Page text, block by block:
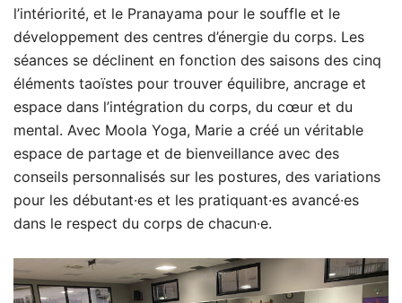
l’intériorité, et le Pranayama pour le souffle et le
développement des centres d’énergie du corps. Les
séances se déclinent en fonction des saisons des cinq
éléments taoïstes pour trouver équilibre, ancrage et
espace dans l’intégration du corps, du cœur et du
mental. Avec Moola Yoga, Marie a créé un véritable
espace de partage et de bienveillance avec des
conseils personnalisés sur les postures, des variations
pour les débutant·es et les pratiquant·es avancé·es
dans le respect du corps de chacun·e.